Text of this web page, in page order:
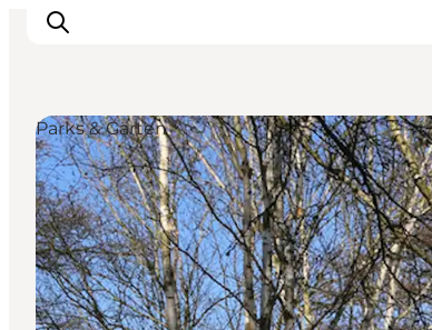
LEGOLAND® Billund Resort
Städte
Erlebnisse
Unterkünfte
Reiseplanung
Parks & Gärten